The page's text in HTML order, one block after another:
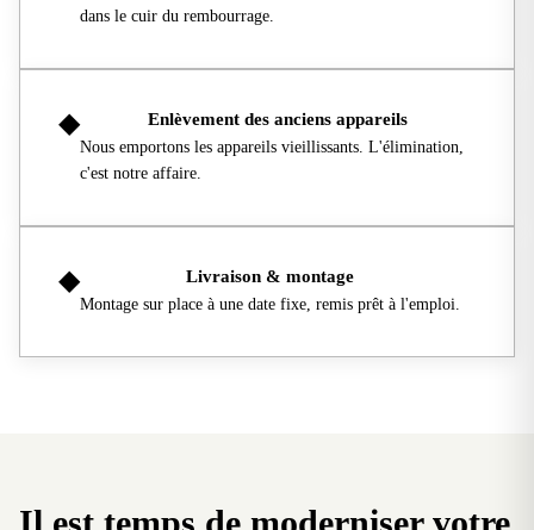
dans le cuir du rembourrage.
◆ Enlèvement des anciens appareils
Nous emportons les appareils vieillissants. L'élimination,
c'est notre affaire.
◆ Livraison & montage
Montage sur place à une date fixe, remis prêt à l'emploi.